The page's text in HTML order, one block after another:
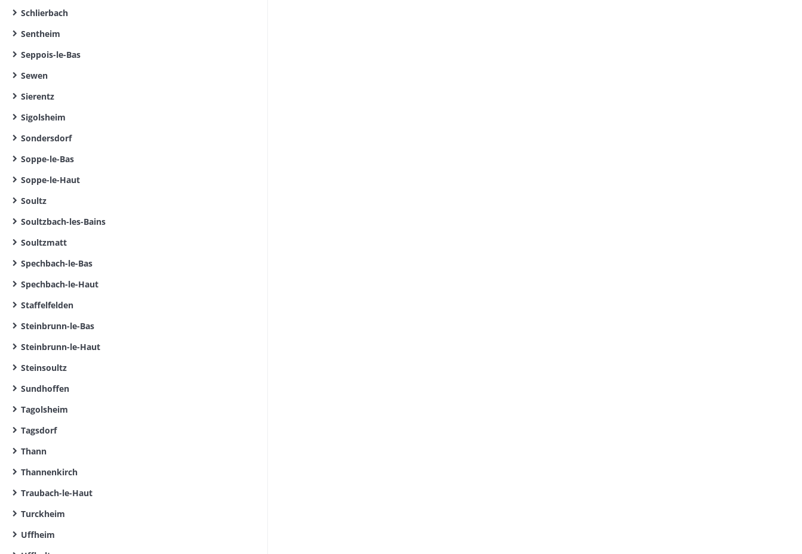
Schlierbach
Sentheim
Seppois-le-Bas
Sewen
Sierentz
Sigolsheim
Sondersdorf
Soppe-le-Bas
Soppe-le-Haut
Soultz
Soultzbach-les-Bains
Soultzmatt
Spechbach-le-Bas
Spechbach-le-Haut
Staffelfelden
Steinbrunn-le-Bas
Steinbrunn-le-Haut
Steinsoultz
Sundhoffen
Tagolsheim
Tagsdorf
Thann
Thannenkirch
Traubach-le-Haut
Turckheim
Uffheim